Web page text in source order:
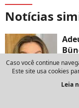
Notícias
21
Caso você continue
Este site usa cookies
Leia